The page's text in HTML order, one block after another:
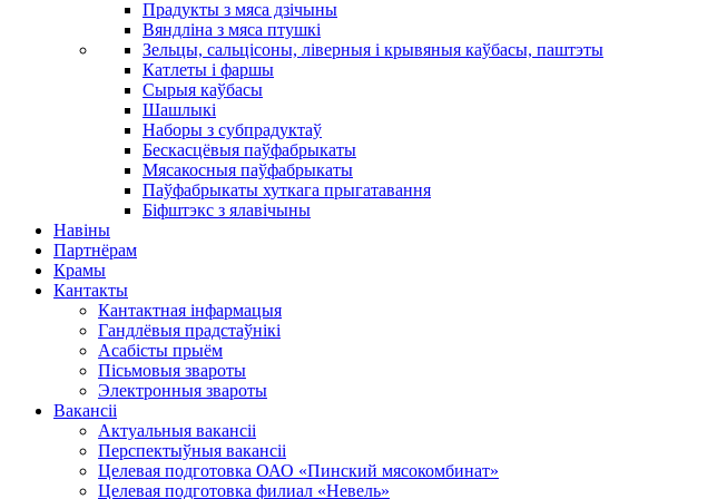
Прадукты з мяса дзічыны
Вяндліна з мяса птушкі
Зельцы, сальцісоны, ліверныя і крывяныя каўбасы, паштэты
Катлеты і фаршы
Сырыя каўбасы
Шашлыкі
Наборы з субпрадуктаў
Бескасцёвыя паўфабрыкаты
Мясакосныя паўфабрыкаты
Паўфабрыкаты хуткага прыгатавання
Біфштэкс з ялавічыны
Навіны
Партнёрам
Крамы
Кантакты
Кантактная інфармацыя
Гандлёвыя прадстаўнікі
Асабісты прыём
Пісьмовыя звароты
Электронныя звароты
Вакансіі
Актуальныя вакансіі
Перспектыўныя вакансіі
Целевая подготовка ОАО «Пинский мясокомбинат»
Целевая подготовка филиал «Невель»